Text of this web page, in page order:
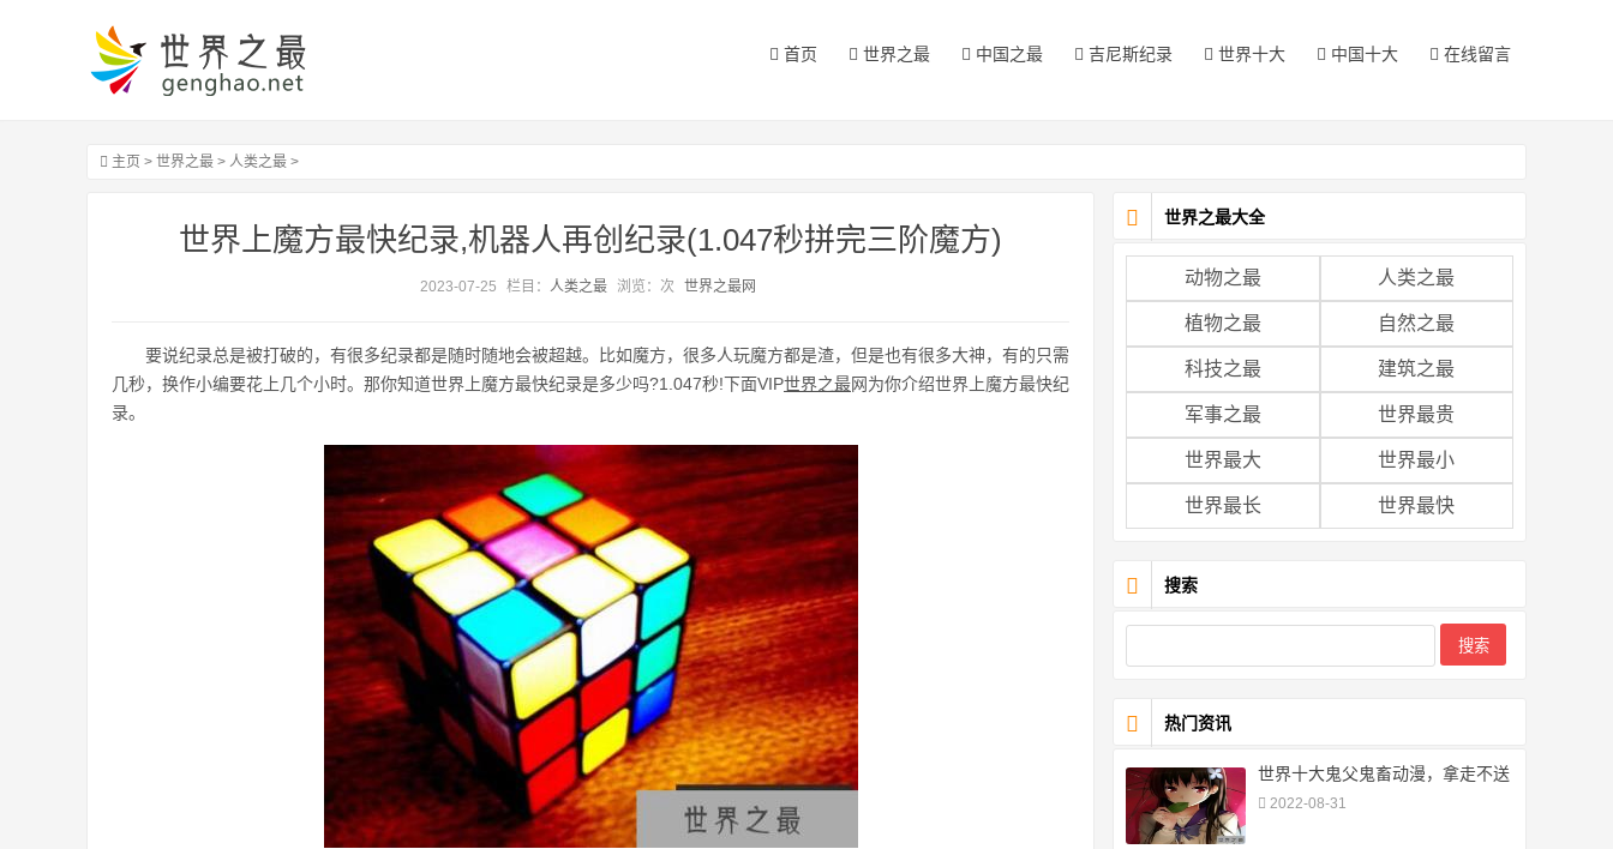
首页 世界之最 中国之最 吉尼斯纪录 世界十大 中国十大 在线留言
主页 > 世界之最 > 人类之最 >
世界上魔方最快纪录,机器人再创纪录(1.047秒拼完三阶魔方)
2023-07-25 栏目： 人类之最 浏览： 次 世界之最网
要说纪录总是被打破的，有很多纪录都是随时随地会被超越。比如魔方，很多人玩魔方都是渣，但是也有很多大神，有的只需
几秒，换作小编要花上几个小时。那你知道世界上魔方最快纪录是多少吗?1.047秒!下面VIP世界之最网为你介绍世界上魔方最快纪
录。
世界之最大全
动物之最 人类之最
植物之最 自然之最
科技之最 建筑之最
军事之最 世界最贵
世界最大 世界最小
世界最长 世界最快
搜索
热门资讯
世界十大鬼父鬼畜动漫，拿走不送
2022-08-31